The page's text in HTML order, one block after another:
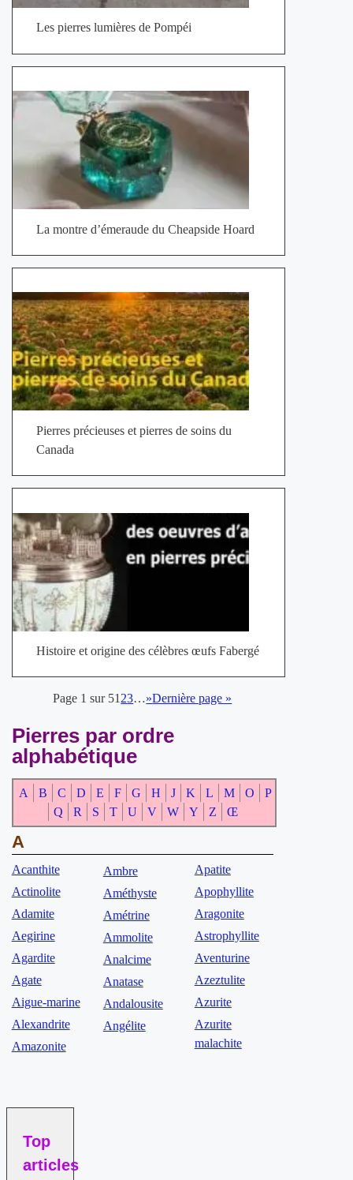
Les pierres lumières de Pompéi
La montre d’émeraude du Cheapside Hoard
Pierres précieuses et pierres de soins du
Canada
Histoire et origine des célèbres œufs Fabergé
Page 1 sur 5123…»Dernière page »
Pierres par ordre
alphabétique
A B C D E F G H J K L M O
P
Q
R S T U V W Y Z Œ
A
Acanthite
Actinolite
Adamite
Aegirine
Agardite
Agate
Aigue-marine
Alexandrite
Amazonite
Ambre
Améthyste
Amétrine
Ammolite
Analcime
Anatase
Andalousite
Angélite
Apatite
Apophyllite
Aragonite
Astrophyllite
Aventurine
Azeztulite
Azurite
Azurite
malachite
Top
articles